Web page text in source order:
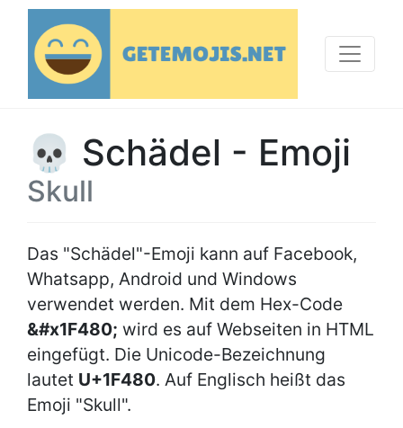
💀 Schädel - Emoji
Skull
Das "Schädel"-Emoji kann auf Facebook,
Whatsapp, Android und Windows
verwendet werden. Mit dem Hex-Code
&#x1F480; wird es auf Webseiten in HTML
eingefügt. Die Unicode-Bezeichnung
lautet U+1F480. Auf Englisch heißt das
Emoji "Skull".